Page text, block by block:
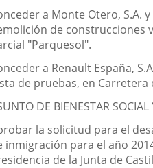
a Monte Otero, S.A.
de construcciones
"Parquesol".
a Renault España,
de pruebas, en Carretera
DE BIENESTAR SOCIAL
la solicitud para el
inmigración para el año
de la Junta de